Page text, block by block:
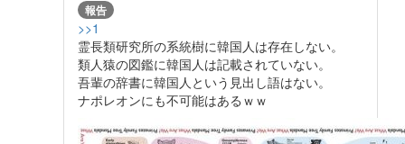
報告
>>1
霊長類研究所の系統樹に韓国人は存在しない。
類人猿の図鑑に韓国人は記載されていない。
吾輩の辞書に韓国人という見出し語はない。
ナポレオンにも不可能はあるｗｗ